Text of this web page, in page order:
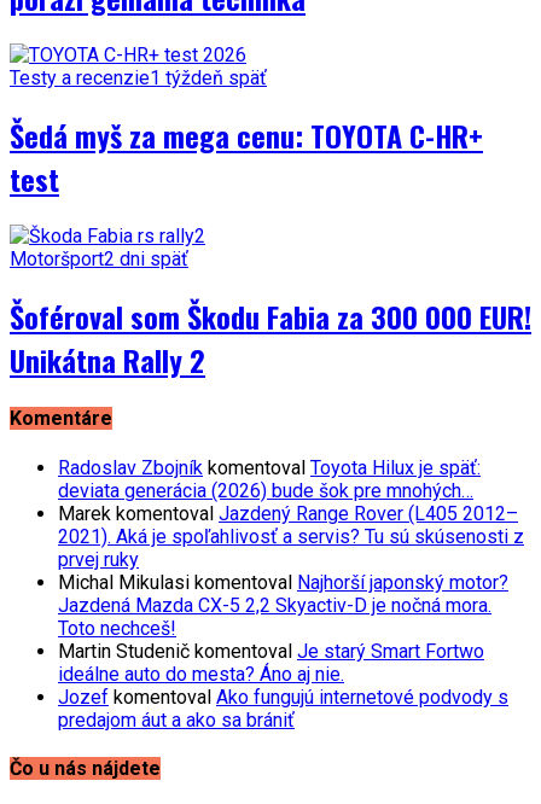
Testy a recenzie1 týždeň späť
Šedá myš za mega cenu: TOYOTA C-HR+
test
Motoršport2 dni späť
Šoféroval som Škodu Fabia za 300 000 EUR!
Unikátna Rally 2
Komentáre
Radoslav Zbojník komentoval Toyota Hilux je späť:
deviata generácia (2026) bude šok pre mnohých…
Marek komentoval Jazdený Range Rover (L405 2012–
2021). Aká je spoľahlivosť a servis? Tu sú skúsenosti z
prvej ruky
Michal Mikulasi komentoval Najhorší japonský motor?
Jazdená Mazda CX-5 2,2 Skyactiv-D je nočná mora.
Toto nechceš!
Martin Studenič komentoval Je starý Smart Fortwo
ideálne auto do mesta? Áno aj nie.
Jozef komentoval Ako fungujú internetové podvody s
predajom áut a ako sa brániť
Čo u nás nájdete